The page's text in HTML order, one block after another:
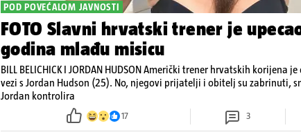
POD POVEĆALOM JAVNOSTI
FOTO Slavni hrvatski trener je
godina mlađu misicu
BILL BELICHICK I JORDAN HUDSON Američki trener hrvatskih korijena
vezi s Jordan Hudson (25). No, njegovi prijatelji i obitelj su zabrinuti,
Jordan kontrolira
17 3